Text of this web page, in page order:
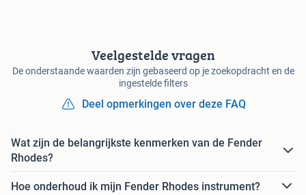
Veelgestelde vragen
De onderstaande waarden zijn gebaseerd op je zoekopdracht en de
ingestelde filters
Deel opmerkingen over deze FAQ
Wat zijn de belangrijkste kenmerken van de Fender
Rhodes?
Hoe onderhoud ik mijn Fender Rhodes instrument?